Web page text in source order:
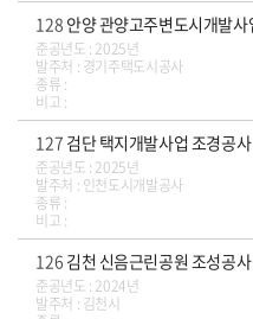
128 안양 관양고주변도시개발
준공년도 : 2025년
발주처 : 경기주택도시공사
종류 :
비고 :
127 검단 택지개발사업 조경공사
준공년도 : 2025년
발주처 : 인천도시개발공사
종류 :
비고 :
126 김천 신음근린공원 조성공사
준공년도 : 2024년
발주처 : 김천시